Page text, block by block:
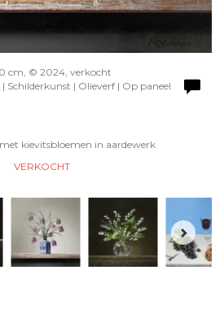
cm, © 2024, verkocht
Schilderkunst | Olieverf | Op paneel
kievitsbloemen in aardewerk
VERKOCHT